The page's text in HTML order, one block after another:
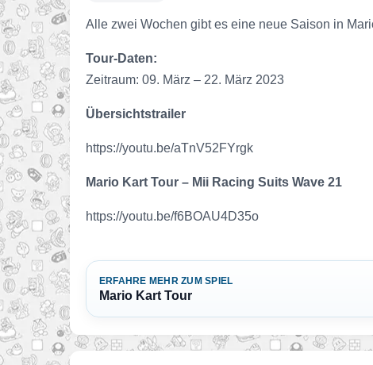
Alle zwei Wochen gibt es eine neue Saison in
Tour-Daten:
Zeitraum: 09. März – 22. März 2023
Übersichtstrailer
https://youtu.be/aTnV52FYrgk
Mario Kart Tour – Mii Racing Suits Wave 21
https://youtu.be/f6BOAU4D35o
ERFAHRE MEHR ZUM SPIEL
Mario Kart Tour